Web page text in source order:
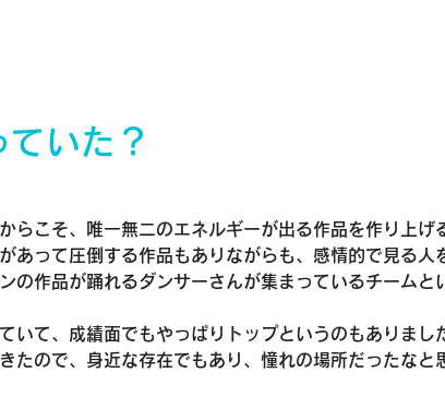
いた？
らこそ、唯一無二のエネルギーが出る作品を作り上げ
あって圧倒する作品もありながらも、感情的で見る人
の作品が踊れるダンサーさんが集まっているチームと
いて、成績面でもやっぱりトップというのもありまし
たので、身近な存在でもあり、憧れの場所だったなと